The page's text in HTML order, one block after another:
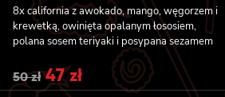
8x california z awokado, mango, węgorzem i
krewetką, owinięta opalanym łososiem,
polana sosem teriyaki i posypana sezamem
50zł Original
price
47zł Current
price